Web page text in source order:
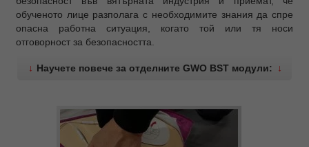
обученото лице разполага с необходимите знания да спре
опасна работна ситуация, когато той или тя носи
отговорност за безопасността.
↓ Научете повече за отделните GWO BST модули: ↓